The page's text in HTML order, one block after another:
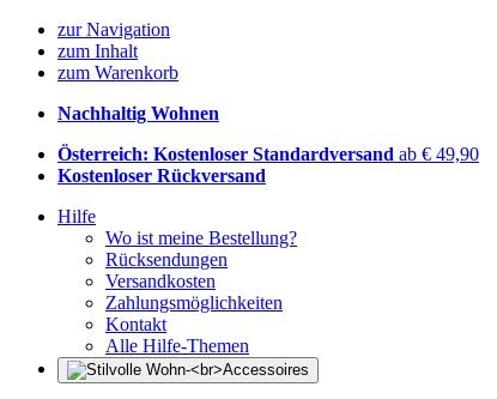
zur Navigation
zum Inhalt
zum Warenkorb
Nachhaltig Wohnen
Österreich: Kostenloser Standardversand ab € 49,90
Kostenloser Rückversand
Hilfe
Wo ist meine Bestellung?
Rücksendungen
Versandkosten
Zahlungsmöglichkeiten
Kontakt
Alle Hilfe-Themen